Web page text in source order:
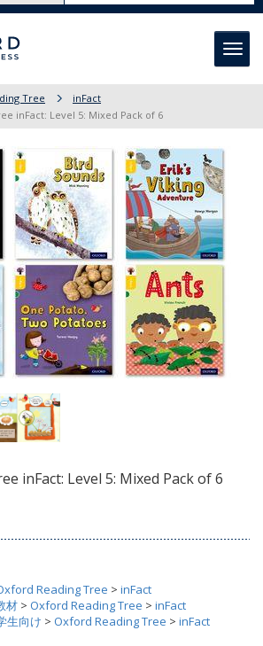
Tree
inFact
inFact: Level 5: Mixed Pack of 6
inFact: Level 5: Mixed Pack of 6
Reading Tree > inFact
材 > Oxford Reading Tree > inFact
生向け > Oxford Reading Tree > inFact